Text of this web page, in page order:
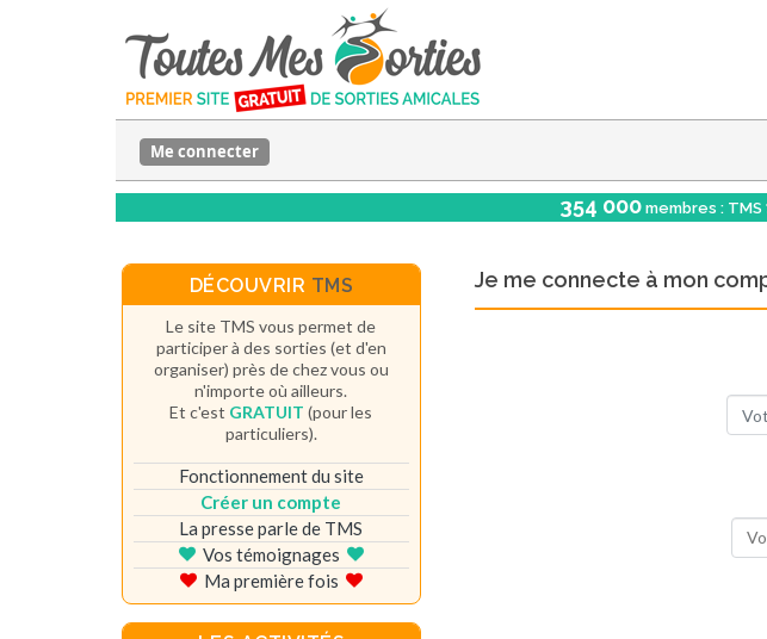
Me connecter
354 000 membres : TMS
Je me connecte à mon
DÉCOUVRIR TMS
Le site TMS vous permet de
participer à des sorties (et d'en
organiser) près de chez vous ou
n'importe où ailleurs.
Et c'est GRATUIT (pour les
particuliers).
Fonctionnement du site
Créer un compte
La presse parle de TMS
Vos témoignages
Ma première fois